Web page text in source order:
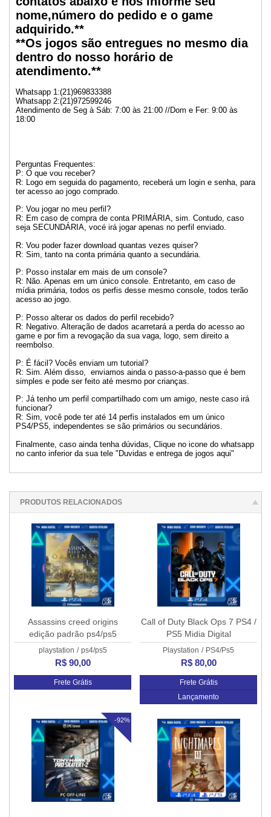
nome,número do pedido e o game
adquirido.**
**Os jogos são entregues no mesmo dia
dentro do nosso horário de
atendimento.**
Whatsapp 1:(21)969833388
Whatsapp 2:(21)972599246
Atendimento de Seg à Sáb: 7:00 às 21:00 //Dom e Fer: 9:00 às
18:00
Perguntas Frequentes:
P: O que vou receber?
R: Logo em seguida do pagamento, receberá um login e senha, para
ter acesso ao jogo comprado.
P: Vou jogar no meu perfil?
R: Em caso de compra de conta PRIMÁRIA, sim. Contudo, caso
seja SECUNDÁRIA, vocé irá jogar apenas no perfil enviado.
R: Vou poder fazer download quantas vezes quiser?
R: Sim, tanto na conta primária quanto a secundária.
P: Posso instalar em mais de um console?
R: Não. Apenas em um único console. Entretanto, em caso de
mídia primária, todos os perfis desse mesmo console, todos terão
acesso ao jogo.
P: Posso alterar os dados do perfil recebido?
R: Negativo. Alteração de dados acarretará a perda do acesso ao
game e por fim a revogação da sua vaga, logo, sem direito a
reembolso.
P: É fácil? Vocês enviam um tutorial?
R: Sim. Além disso, enviamos ainda o passo-a-passo que é bem
simples e pode ser feito até mesmo por crianças.
P: Já tenho um perfil compartilhado com um amigo, neste caso irá
funcionar?
R: Sim, você pode ter até 14 perfis instalados em um único
PS4/PS5, independentes se são primários ou secundários.
Finalmente, caso ainda tenha dúvidas, Clique no icone do whatsapp
no canto inferior da sua tele "Duvidas e entrega de jogos aqui"
PRODUTOS RELACIONADOS
Assassins creed origins
edição padrão ps4/ps5
playstation / ps4/ps5
R$ 90,00
Frete Grátis
Call of Duty Black Ops 7 PS4 /
PS5 Midia Digital
Playstation / PS4/Ps5
R$ 80,00
Frete Grátis
Lançamento
-92%